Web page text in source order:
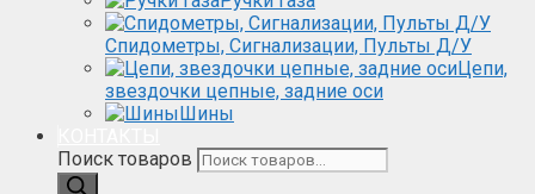
Спидометры, Сигнализации, Пульты Д/У
Цепи,
звездочки цепные, задние оси
Шины
Поиск товаров